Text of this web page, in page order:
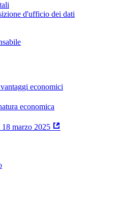
d'ufficio dei dati
economici
economica
marzo 2025